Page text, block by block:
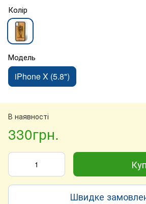
Колір
Модель
iPhone X (5.8")
В наявності
330грн.
Швидке